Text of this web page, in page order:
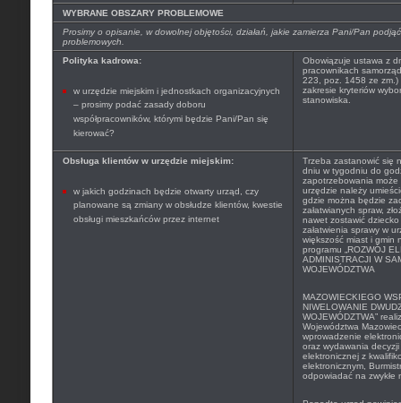
WYBRANE OBSZARY PROBLEMOWE
Prosimy o opisanie, w dowolnej objętości, działań, jakie zamierza Pani/Pan
problemowych.
Polityka kadrowa:
w urzędzie miejskim i jednostkach organizacyjnych
– prosimy podać zasady doboru
współpracowników, którymi będzie Pani/Pan się
kierować?
Obowiązuje ustawa z
pracownikach
223, poz. 1458 ze zm.)
zakresie kryteriów
stanowiska.
Obsługa klientów w urzędzie miejskim:
w jakich godzinach będzie otwarty urząd, czy
planowane są zmiany w obsłudze klientów, kwestie
obsługi mieszkańców przez internet
Trzeba zastanowić się
dniu w tygodniu do
zapotrzebowania
urzędzie należy
gdzie można będzie
załatwianych spraw,
nawet zostawić
załatwienia sprawy w
większość miast i gmin
programu „ ROZWÓJ
ADMINISTRACJI W
WOJEWÓDZTWA
MAZOWIECKIEGO
NIWELOWANIE
WOJEWÓDZTWA”
Województwa
wprowadzenie
oraz wydawania
elektronicznej z
elektronicznym,
odpowiadać na zwykłe